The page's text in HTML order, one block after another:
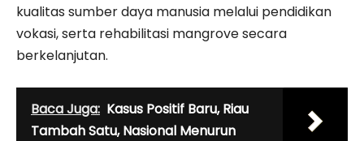
kualitas sumber daya manusia melalui pendidikan
vokasi, serta rehabilitasi mangrove secara
berkelanjutan.
Baca Juga: Kasus Positif Baru, Riau
Tambah Satu, Nasional Menurun